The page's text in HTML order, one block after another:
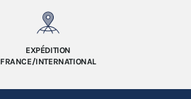
EXPÉDITION
FRANCE/INTERNATIONAL